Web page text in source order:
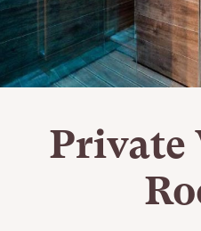
Private